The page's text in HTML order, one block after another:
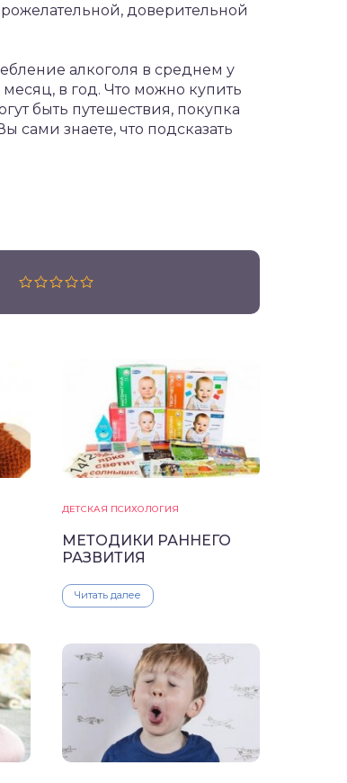
доверительной
алкоголя в среднем у
в год. Что можно купить
быть путешествия, покупка
знаете, что подсказать
ДЕТСКАЯ ПСИХОЛОГИЯ
МЕТОДИКИ РАННЕГО
РАЗВИТИЯ
Читать далее